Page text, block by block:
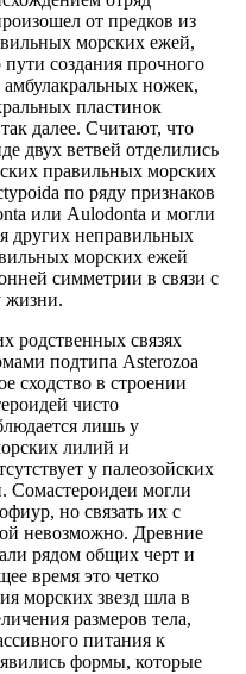
от предков из
морских ежей,
создания прочного
ножек,
пластинок
далее. Считают, что
двух ветвей отделились
правильных морских
по ряду признаков
или Aulodonta и могли
других неправильных
морских ежей
симметрии в связи с
жизни.
родственных связях
подтипа Asterozoa
сходство в строении
чисто
лишь у
лилий и
у палеозойских
Сомастероидеи могли
но связать их с
невозможно. Древние
рядом общих черт и
время это четко
морских звезд шла в
размеров тела,
питания к
формы, которые